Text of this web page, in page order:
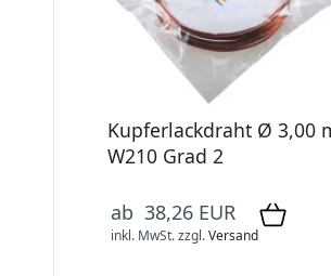
Kupferlackdraht Ø 3,00
W210 Grad 2
ab 38,26 EUR
inkl. MwSt.zzgl.Versand